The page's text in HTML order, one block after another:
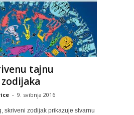
tajnu
- 9. svibnja 2016
skriveni zodijak prikazuje stvarnu